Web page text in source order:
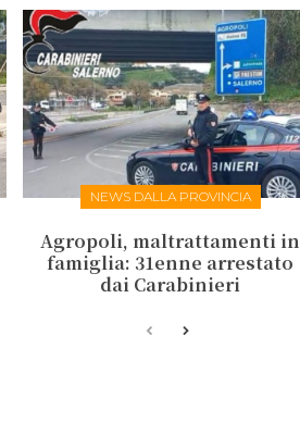
NEWS DALLA PROVINCIA
Agropoli, maltrattamenti in
famiglia: 31enne arrestato
dai Carabinieri